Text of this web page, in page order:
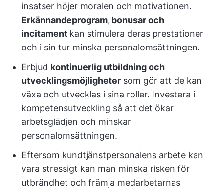
insatser höjer moralen och motivationen.
Erkännandeprogram, bonusar och
incitament kan stimulera deras prestationer
och i sin tur minska personalomsättningen.
Erbjud kontinuerlig utbildning och
utvecklingsmöjligheter som gör att de kan
växa och utvecklas i sina roller. Investera i
kompetensutveckling så att det ökar
arbetsglädjen och minskar
personalomsättningen.
Eftersom kundtjänstpersonalens arbete kan
vara stressigt kan man minska risken för
utbrändhet och främja medarbetarnas